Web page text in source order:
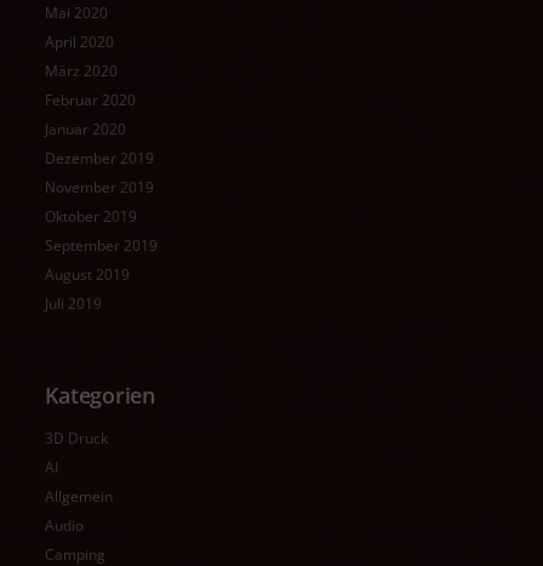
Mai 2020
April 2020
März 2020
Februar 2020
Januar 2020
Dezember 2019
November 2019
Oktober 2019
September 2019
August 2019
Juli 2019
Kategorien
3D Druck
AI
Allgemein
Audio
Camping